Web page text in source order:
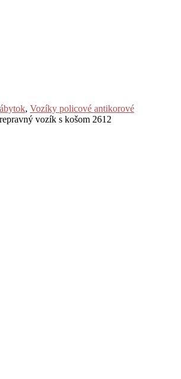
, Vozíky policové antikorové
vozík s košom 2612